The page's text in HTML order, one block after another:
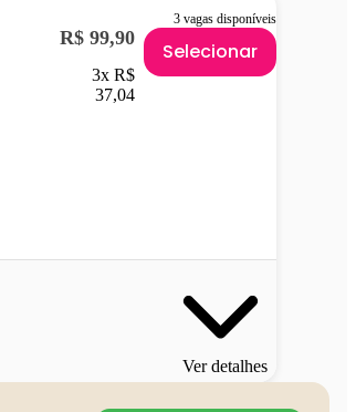
3 vagas disponíveis
R$ 99,90
3x R$
37,04
Selecionar
Ver detalhes